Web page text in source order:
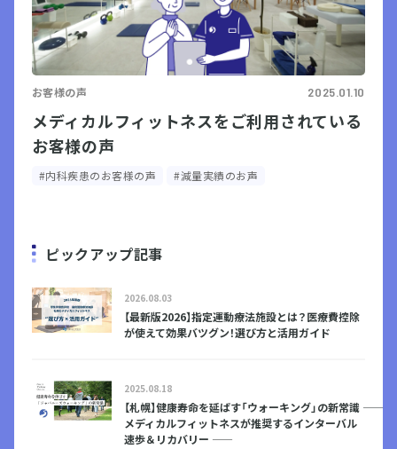
お客様の声 2025.01.10
メディカルフィットネスをご利用されている
お客様の声
#内科疾患のお客様の声 #減量実績のお声
ピックアップ記事
2026.08.03
【最新版2026】指定運動療法施設とは？医療費控除
が使えて効果バツグン！選び方と活用ガイド
2025.08.18
【札幌】健康寿命を延ばす「ウォーキング」の新常識 ――
メディカルフィットネスが推奨するインターバル
速歩＆リカバリー ――